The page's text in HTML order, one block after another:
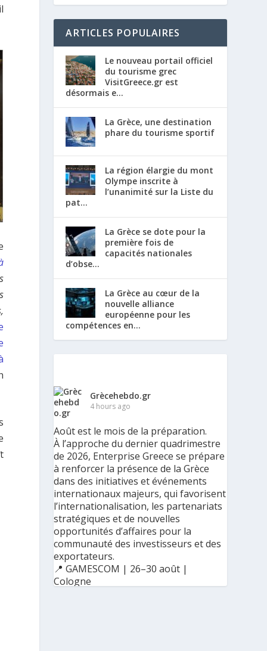
ARTICLES POPULAIRES
Le nouveau portail officiel
du tourisme grec
VisitGreece.gr est
désormais e...
La Grèce, une destination
phare du tourisme sportif
La région élargie du mont
Olympe inscrite à
l’unanimité sur la Liste du
pat...
La Grèce se dote pour la
première fois de
capacités nationales
d’obse...
La Grèce au cœur de la
nouvelle alliance
européenne pour les
compétences en...
Grècehebdo.gr
4 hours ago
Août est le mois de la préparation.
À l’approche du dernier quadrimestre
de 2026, Enterprise Greece se prépare
à renforcer la présence de la Grèce
dans des initiatives et événements
internationaux majeurs, qui favorisent
l’internationalisation, les partenariats
stratégiques et de nouvelles
opportunités d’affaires pour la
communauté des investisseurs et des
exportateurs.
📍 GAMESCOM | 26–30 août |
Cologne